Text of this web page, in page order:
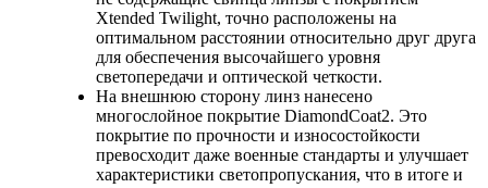
Xtended Twilight, точно расположены на
оптимальном расстоянии относительно друг друга
для обеспечения высочайшего уровня
светопередачи и оптической четкости.
На внешнюю сторону линз нанесено
многослойное покрытие DiamondCoat2. Это
покрытие по прочности и износостойкости
превосходит даже военные стандарты и улучшает
характеристики светопропускания, что в итоге и